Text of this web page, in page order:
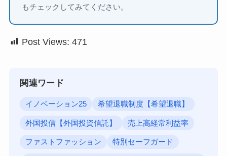
もチェックしてみてください。
Post Views: 471
関連ワード
イノベーション25 希望退職制度【希望退職】
外国投信【外国投資信託】 売上高経常利益率
ファストファッション 特別セーフガード